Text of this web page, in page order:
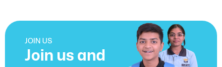
JOIN US
Join us and